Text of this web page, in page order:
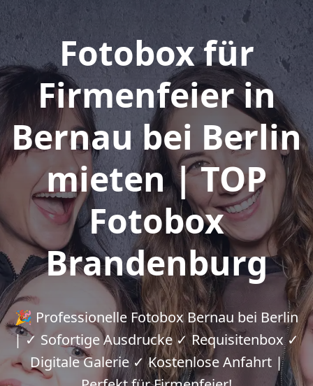
Fotobox für
Firmenfeier in
Bernau bei Berlin
mieten | TOP
Fotobox
Brandenburg
🎉 Professionelle Fotobox Bernau bei Berlin
| ✓ Sofortige Ausdrucke ✓ Requisitenbox ✓
Digitale Galerie ✓ Kostenlose Anfahrt |